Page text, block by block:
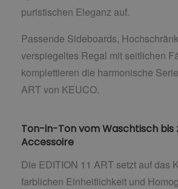
puristischen Eleganz auf.
Passende Sideboards,
verspiegeltes Regal mit seitlichen
komplettieren die harmonische
ART von KEUCO.
Ton-in-Ton vom Waschtisch bis
Accessoire
Die EDITION 11 ART setzt auf das
farblichen Einheitlichkeit und